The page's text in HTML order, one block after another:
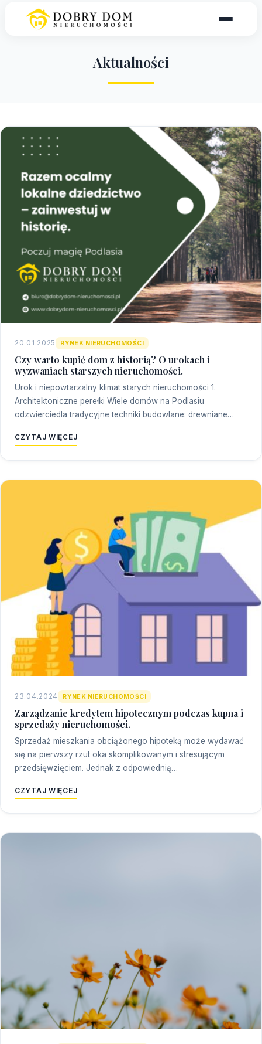
Aktualności
20.01.2025 RYNEK NIERUCHOMOŚCI
Czy warto kupić dom z historią? O urokach i
wyzwaniach starszych nieruchomości.
Urok i niepowtarzalny klimat starych nieruchomości 1.
Architektoniczne perełki Wiele domów na Podlasiu
odzwierciedla tradycyjne techniki budowlane: drewniane…
CZYTAJ WIĘCEJ
23.04.2024 RYNEK NIERUCHOMOŚCI
Zarządzanie kredytem hipotecznym podczas kupna i
sprzedaży nieruchomości.
Sprzedaż mieszkania obciążonego hipoteką może wydawać
się na pierwszy rzut oka skomplikowanym i stresującym
przedsięwzięciem. Jednak z odpowiednią…
CZYTAJ WIĘCEJ